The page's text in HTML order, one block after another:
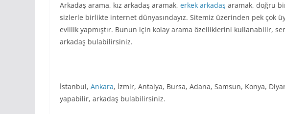
Arkadaş arama, kız arkadaş aramak, erkek arkadaş aramak, doğru
sizlerle birlikte internet dünyasındayız. Sitemiz üzerinden pek çok
evlilik yapmıştır. Bunun için kolay arama özelliklerini kullanabilir,
arkadaş bulabilirsiniz.
İstanbul, Ankara, İzmir, Antalya, Bursa, Adana, Samsun, Konya,
yapabilir, arkadaş bulabilirsiniz.